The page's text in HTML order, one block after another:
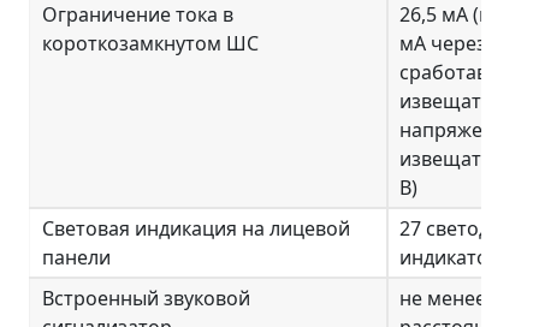
Ограничение тока в
короткозамкнутом ШС
26,5 мА (не
мА через
сработавший
извещатель,
напряжении
извещателе
В)
Световая индикация на лицевой
панели
27
индикаторов
Встроенный звуковой
не менее 50